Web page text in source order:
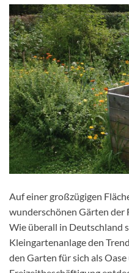
Auf einer großzügigen
wunderschönen Gärten der
Wie überall in Deutschland
Kleingartenanlage den
den Garten für sich als